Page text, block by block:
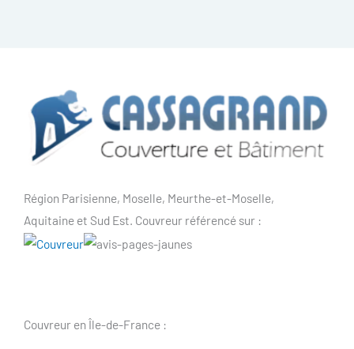
Région Parisienne, Moselle, Meurthe-et-Moselle,
Aquitaine et Sud Est. Couvreur référencé sur :
Couvreur en Île-de-France :